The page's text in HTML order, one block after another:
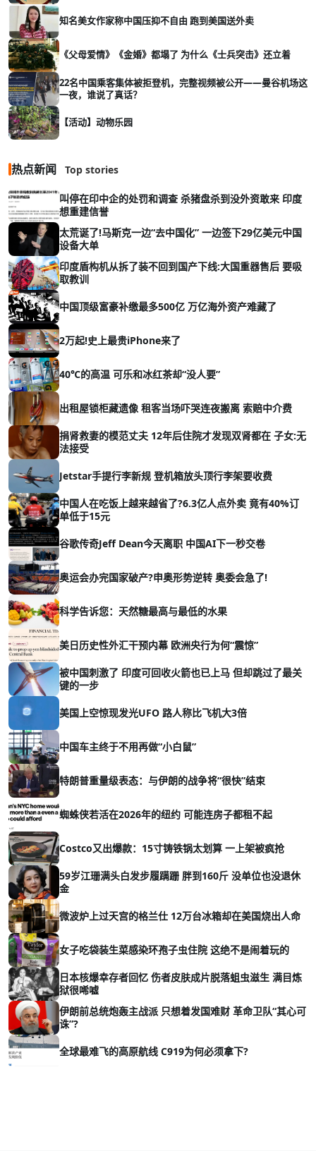
知名美女作家称中国压抑不自由 跑到美国送外卖
《父母爱情》《金婚》都塌了 为什么《士兵突击》还立着
22名中国乘客集体被拒登机，完整视频被公开——曼谷机场这
一夜，谁说了真话？
【活动】动物乐园
热点新闻 Top stories
叫停在印中企的处罚和调查 杀猪盘杀到没外资敢来 印度
想重建信誉
太荒诞了!马斯克一边“去中国化” 一边签下29亿美元中国
设备大单
印度盾构机从拆了装不回到国产下线:大国重器售后 要吸
取教训
中国顶级富豪补缴最多500亿 万亿海外资产难藏了
2万起!史上最贵iPhone来了
40℃的高温 可乐和冰红茶却“没人要”
出租屋锁柜藏遗像 租客当场吓哭连夜搬离 索赔中介费
捐肾救妻的模范丈夫 12年后住院才发现双肾都在 子女:无
法接受
Jetstar手提行李新规 登机箱放头顶行李架要收费
中国人在吃饭上越来越省了?6.3亿人点外卖 竟有40%订
单低于15元
谷歌传奇Jeff Dean今天离职 中国AI下一秒交卷
奥运会办完国家破产?申奥形势逆转 奥委会急了!
科学告诉您：天然糖最高与最低的水果
美日历史性外汇干预内幕 欧洲央行为何“震惊”
被中国刺激了 印度可回收火箭也已上马 但却跳过了最关
键的一步
美国上空惊现发光UFO 路人称比飞机大3倍
中国车主终于不用再做“小白鼠”
特朗普重量级表态：与伊朗的战争将“很快”结束
蜘蛛侠若活在2026年的纽约 可能连房子都租不起
Costco又出爆款：15寸铸铁锅太划算 一上架被疯抢
59岁江珊满头白发步履蹒跚 胖到160斤 没单位也没退休
金
微波炉上过天宫的格兰仕 12万台冰箱却在美国烧出人命
女子吃袋装生菜感染环孢子虫住院 这绝不是闹着玩的
日本核爆幸存者回忆 伤者皮肤成片脱落蛆虫滋生 满目炼
狱很唏嘘
伊朗前总统炮轰主战派 只想着发国难财 革命卫队“其心可
诛”?
全球最难飞的高原航线 C919为何必须拿下?